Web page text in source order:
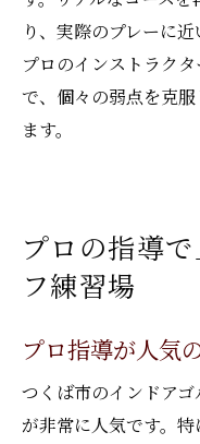
り、実際のプレーに
プロのインストラク
で、個々の弱点を克
ます。
プロの指導
フ練習場
プロ指導が人気
つくば市のインドア
が非常に人気です。